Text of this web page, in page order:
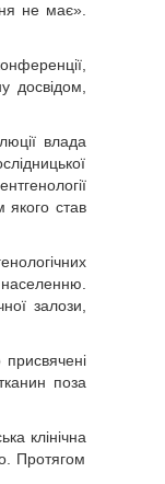
не має».
досвідом,
влада
якого став
залози,
поза
клінічна
Протягом